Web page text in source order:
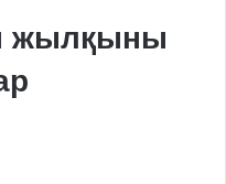
жылқыны